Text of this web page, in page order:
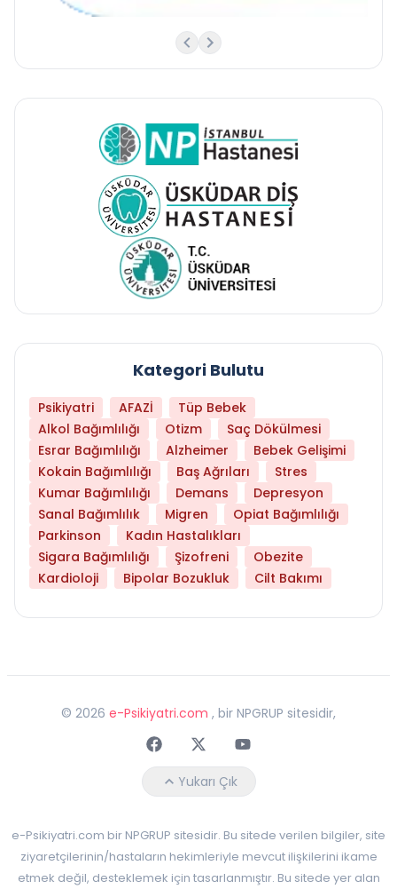
Kategori Bulutu
Psikiyatri AFAZİ
Tüp Bebek
Alkol Bağımlılığı
Otizm
Saç Dökülmesi
Esrar Bağımlılığı
Alzheimer
Bebek Gelişimi
Kokain Bağımlılığı
Baş Ağrıları
Stres
Kumar Bağımlılığı
Demans
Depresyon
Sanal Bağımlılık
Migren
Opiat Bağımlılığı
Parkinson
Kadın Hastalıkları
Sigara Bağımlılığı
Şizofreni
Obezite
Kardioloji
Bipolar Bozukluk Cilt Bakımı
© 2026 e-Psikiyatri.com , bir NPGRUP sitesidir,
FaceebokTwitterYoutube
Yukarı Çık
e-Psikiyatri.com bir NPGRUP sitesidir. Bu sitede verilen bilgiler, site
ziyaretçilerinin/hastaların hekimleriyle mevcut ilişkilerini ikame
etmek değil, desteklemek için tasarlanmıştır. Bu sitede yer alan